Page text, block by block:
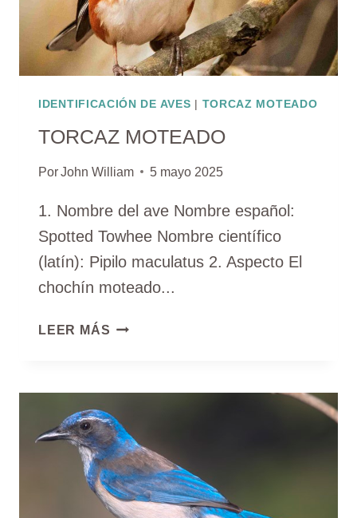
IDENTIFICACIÓN DE AVES | TORCAZ MOTEADO
TORCAZ MOTEADO
PorJohn William 5 mayo 2025
1. Nombre del ave Nombre español:
Spotted Towhee Nombre científico
(latín): Pipilo maculatus 2. Aspecto El
chochín moteado...
LEER MÁS TORCAZ